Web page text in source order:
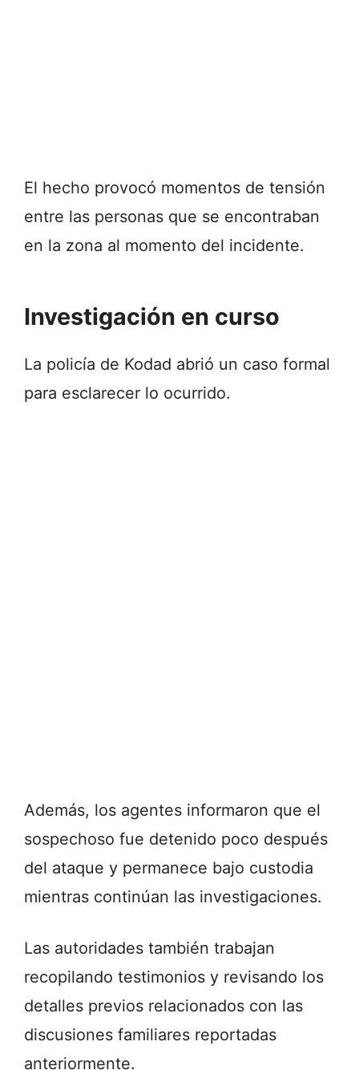
El hecho provocó momentos de tensión
entre las personas que se encontraban
en la zona al momento del incidente.
Investigación en curso
La policía de Kodad abrió un caso formal
para esclarecer lo ocurrido.
Además, los agentes informaron que el
sospechoso fue detenido poco después
del ataque y permanece bajo custodia
mientras continúan las investigaciones.
Las autoridades también trabajan
recopilando testimonios y revisando los
detalles previos relacionados con las
discusiones familiares reportadas
anteriormente.